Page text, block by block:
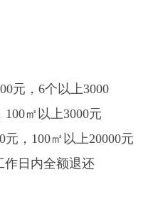
元，6个以上3000
㎡以上3000元
，100㎡以上20000元
作日内全额退还